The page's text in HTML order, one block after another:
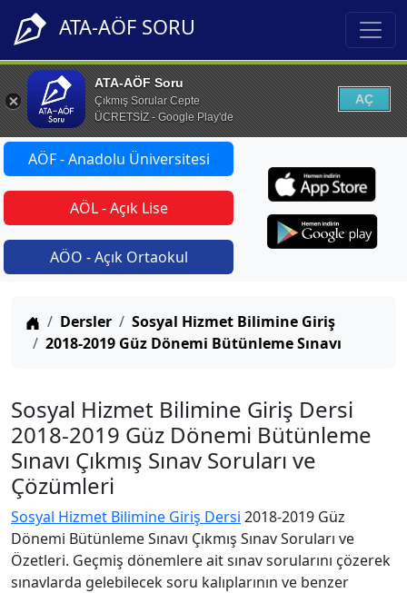
ATA-AÖF SORU
ATA-AÖF Soru
Çıkmış Sorular Cepte
ÜCRETSİZ - Google Play'de
AÇ
AÖF - Anadolu Üniversitesi
AÖL - Açık Lise
AÖO - Açık Ortaokul
Anasayfa
Dersler
Sosyal Hizmet Bilimine Giriş
2018-2019 Güz Dönemi Bütünleme Sınavı
Sosyal Hizmet Bilimine Giriş Dersi
2018-2019 Güz Dönemi Bütünleme
Sınavı Çıkmış Sınav Soruları ve
Çözümleri
Sosyal Hizmet Bilimine Giriş Dersi 2018-2019 Güz
Dönemi Bütünleme Sınavı Çıkmış Sınav Soruları ve
Özetleri. Geçmiş dönemlere ait sınav sorularını çözerek
sınavlarda gelebilecek soru kalıplarının ve benzer